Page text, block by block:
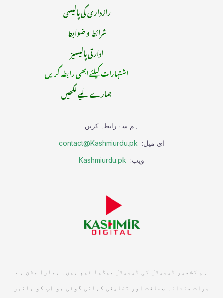
رازداری کی پالیسی
شرائط و ضوابط
ادارتی پالیسیز
اشتہارات کیلئے ابھی رابطہ کریں
ہمارے لیے لکھیں
ہم سے رابطہ کریں
ای میل: contact@Kashmiurdu.pk
ویب: Kashmiurdu.pk
ہم کشمیر ڈیجیٹل کی ڈیجیٹل میڈیا ٹیم ہیں۔ ہمارا مشن ہے
جرات مندانہ صحافت اور تخلیقی کہانی گوئی جو آپ کو باخبر